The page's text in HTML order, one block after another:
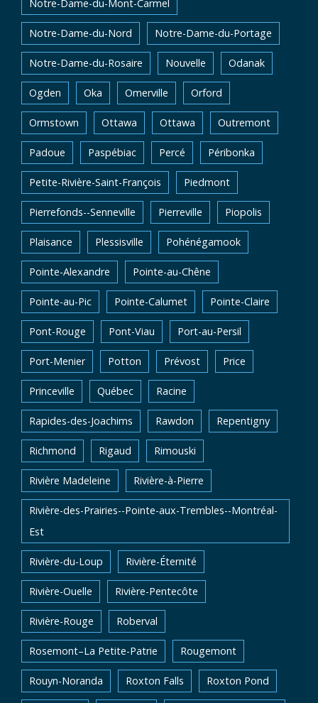
Notre-Dame-du-Mont-Carmel
Notre-Dame-du-Nord Notre-Dame-du-Portage
Notre-Dame-du-Rosaire Nouvelle Odanak
Ogden Oka Omerville Orford
Ormstown Ottawa Ottawa Outremont
Padoue Paspébiac Percé Péribonka
Petite-Rivière-Saint-François Piedmont
Pierrefonds--Senneville Pierreville Piopolis
Plaisance Plessisville Pohénégamook
Pointe-Alexandre Pointe-au-Chêne
Pointe-au-Pic Pointe-Calumet Pointe-Claire
Pont-Rouge Pont-Viau Port-au-Persil
Port-Menier Potton Prévost Price
Princeville Québec Racine
Rapides-des-Joachims Rawdon Repentigny
Richmond Rigaud Rimouski
Rivière Madeleine Rivière-à-Pierre
Rivière-des-Prairies--Pointe-aux-Trembles--Montréal-
Est
Rivière-du-Loup Rivière-Éternité
Rivière-Ouelle Rivière-Pentecôte
Rivière-Rouge Roberval
Rosemont–La Petite-Patrie Rougemont
Rouyn-Noranda Roxton Falls Roxton Pond